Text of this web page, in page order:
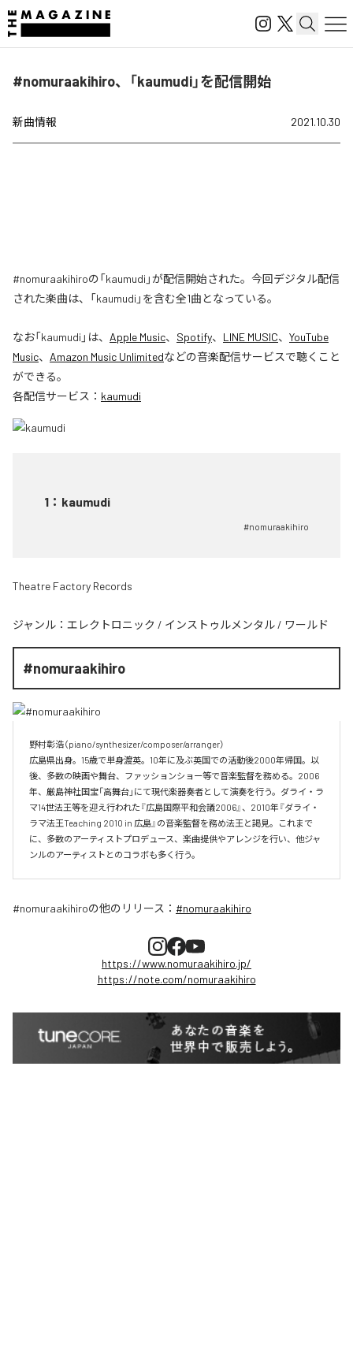
#nomuraakihiro、「kaumudi」を配信開始
新曲情報 2021.10.30
#nomuraakihiroの「kaumudi」が配信開始された。今回デジタル配信
された楽曲は、「kaumudi」を含む全1曲となっている。
なお「kaumudi 」は、 Apple Music、 Spotify、 LINE MUSIC、 YouTube
Music、 Amazon Music Unlimitedなどの音楽配信サービスで聴くこと
ができる。
各配信サービス： kaumudi
1 ： kaumudi
#nomuraakihiro
Theatre Factory Records
ジャンル： エレクトロニック / インストゥルメンタル / ワールド
#nomuraakihiro
野村彰浩（piano/synthesizer/composer/arranger）
広島県出身。15歳で単身渡英。10年に及ぶ英国での活動後2000年帰国。以
後、多数の映画や舞台、ファッションショー等で音楽監督を務める。2006
年、厳島神社国宝「高舞台」にて現代楽器奏者として演奏を行う。ダライ・ラ
マ14世法王等を迎え行われた『広島国際平和会議2006』、2010年『ダライ・
ラマ法王Teaching 2010 in 広島』の音楽監督を務め法王と謁見。これまで
に、多数のアーティストプロデュース、楽曲提供やアレンジを行い、他ジャ
ンルのアーティストとのコラボも多く行う。
#nomuraakihiroの他のリリース： #nomuraakihiro
https://www.nomuraakihiro.jp/
https://note.com/nomuraakihiro